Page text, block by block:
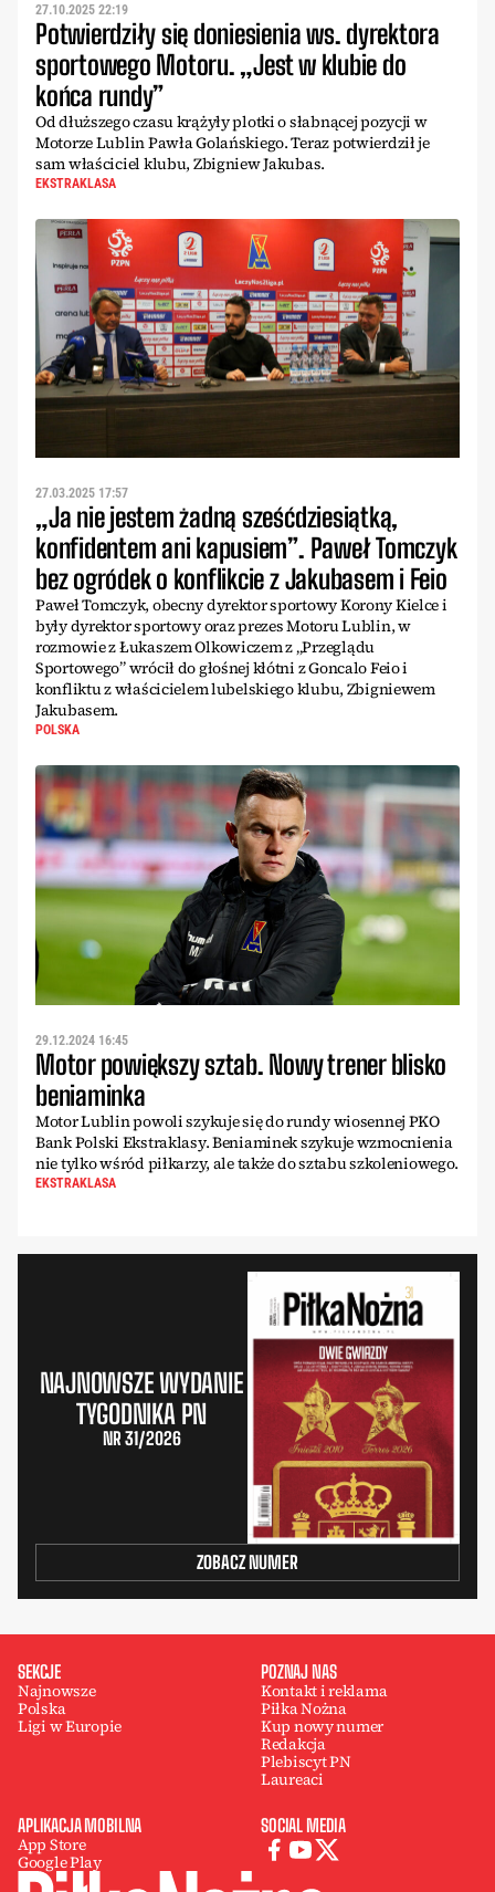
27.10.2025 22:19
Potwierdziły się doniesienia ws. dyrektora
sportowego Motoru. „Jest w klubie do
końca rundy”
Od dłuższego czasu krążyły plotki o słabnącej pozycji w
Motorze Lublin Pawła Golańskiego. Teraz potwierdził je
sam właściciel klubu, Zbigniew Jakubas.
EKSTRAKLASA
27.03.2025 17:57
„Ja nie jestem żadną sześćdziesiątką,
konfidentem ani kapusiem”. Paweł Tomczyk
bez ogródek o konflikcie z Jakubasem i Feio
Paweł Tomczyk, obecny dyrektor sportowy Korony Kielce i
były dyrektor sportowy oraz prezes Motoru Lublin, w
rozmowie z Łukaszem Olkowiczem z „Przeglądu
Sportowego” wrócił do głośnej kłótni z Goncalo Feio i
konfliktu z właścicielem lubelskiego klubu, Zbigniewem
Jakubasem.
POLSKA
29.12.2024 16:45
Motor powiększy sztab. Nowy trener blisko
beniaminka
Motor Lublin powoli szykuje się do rundy wiosennej PKO
Bank Polski Ekstraklasy. Beniaminek szykuje wzmocnienia
nie tylko wśród piłkarzy, ale także do sztabu szkoleniowego.
EKSTRAKLASA
NAJNOWSZE WYDANIE
TYGODNIKA PN
NR 31/2026
ZOBACZ NUMER
SEKCJE
Najnowsze
Polska
Ligi w Europie
POZNAJ NAS
Kontakt i reklama
Piłka Nożna
Kup nowy numer
Redakcja
Plebiscyt PN
Laureaci
APLIKACJA MOBILNA
App Store
Google Play
SOCIAL MEDIA